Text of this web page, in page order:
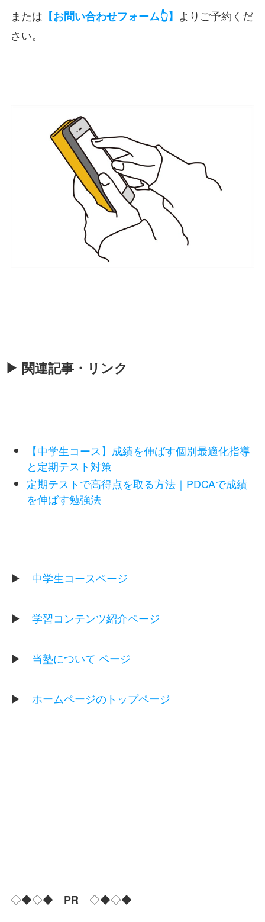
または 【お問い合わせフォーム👆】 よりご予約くだ
さい。
▶ 関連記事・リンク
【中学生コース】成績を伸ばす個別最適化指導
と定期テスト対策
定期テストで高得点を取る方法｜PDCAで成績
を伸ばす勉強法
▶ 中学生コースページ
▶ 学習コンテンツ紹介ページ
▶ 当塾について ページ
▶ ホームページのトップページ
◇◆◇◆ PR ◇◆◇◆